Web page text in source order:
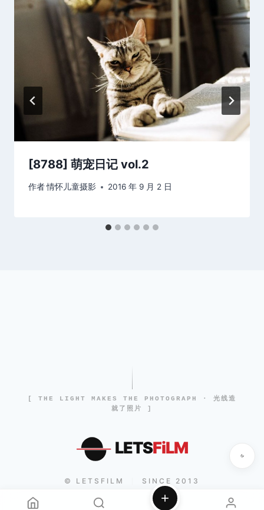
[8788] 萌宠日记 vol.2
作者情怀儿童摄影 2016 年 9 月 2 日
[ THE LIGHT MAKES THE PHOTOGRAPH · 光线造
就了照片 ]
LETSFiLM
© LETSFILM SINCE 2013